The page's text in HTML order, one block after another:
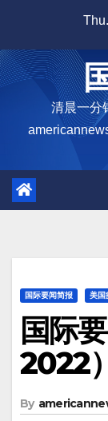
content
清晨一分
国际要闻简报 美国
国际
2022）
By